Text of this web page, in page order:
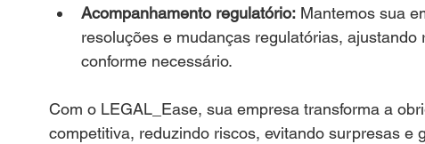
Acompanhamento regulatório: Mantemos sua
resoluções e mudanças regulatórias,
conforme necessário.
Com o LEGAL_Ease, sua empresa transforma a
competitiva, reduzindo riscos, evitando surpresas e